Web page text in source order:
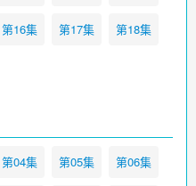
第16集 第17集 第18集
第04集 第05集 第06集